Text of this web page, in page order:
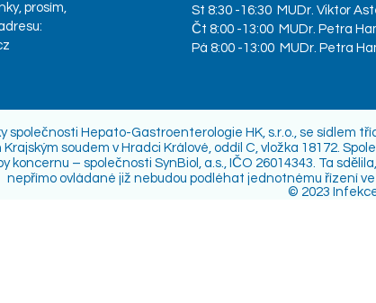
prosím,
St 8:30 -16:30 MUDr. Viktor
Čt 8:00 -13:00 MUDr. Petra
Pá 8:00 -13:00 MUDr. Petra
společnosti Hepato-Gastroenterologie HK, s.r.o., se sídlem
soudem v Hradci Králové, oddíl C, vložka 18172.
koncernu – společnosti SynBiol, a.s., IČO 26014343. Ta
nepřímo ovládané již nebudou podléhat jednotnému řízení
© 2023